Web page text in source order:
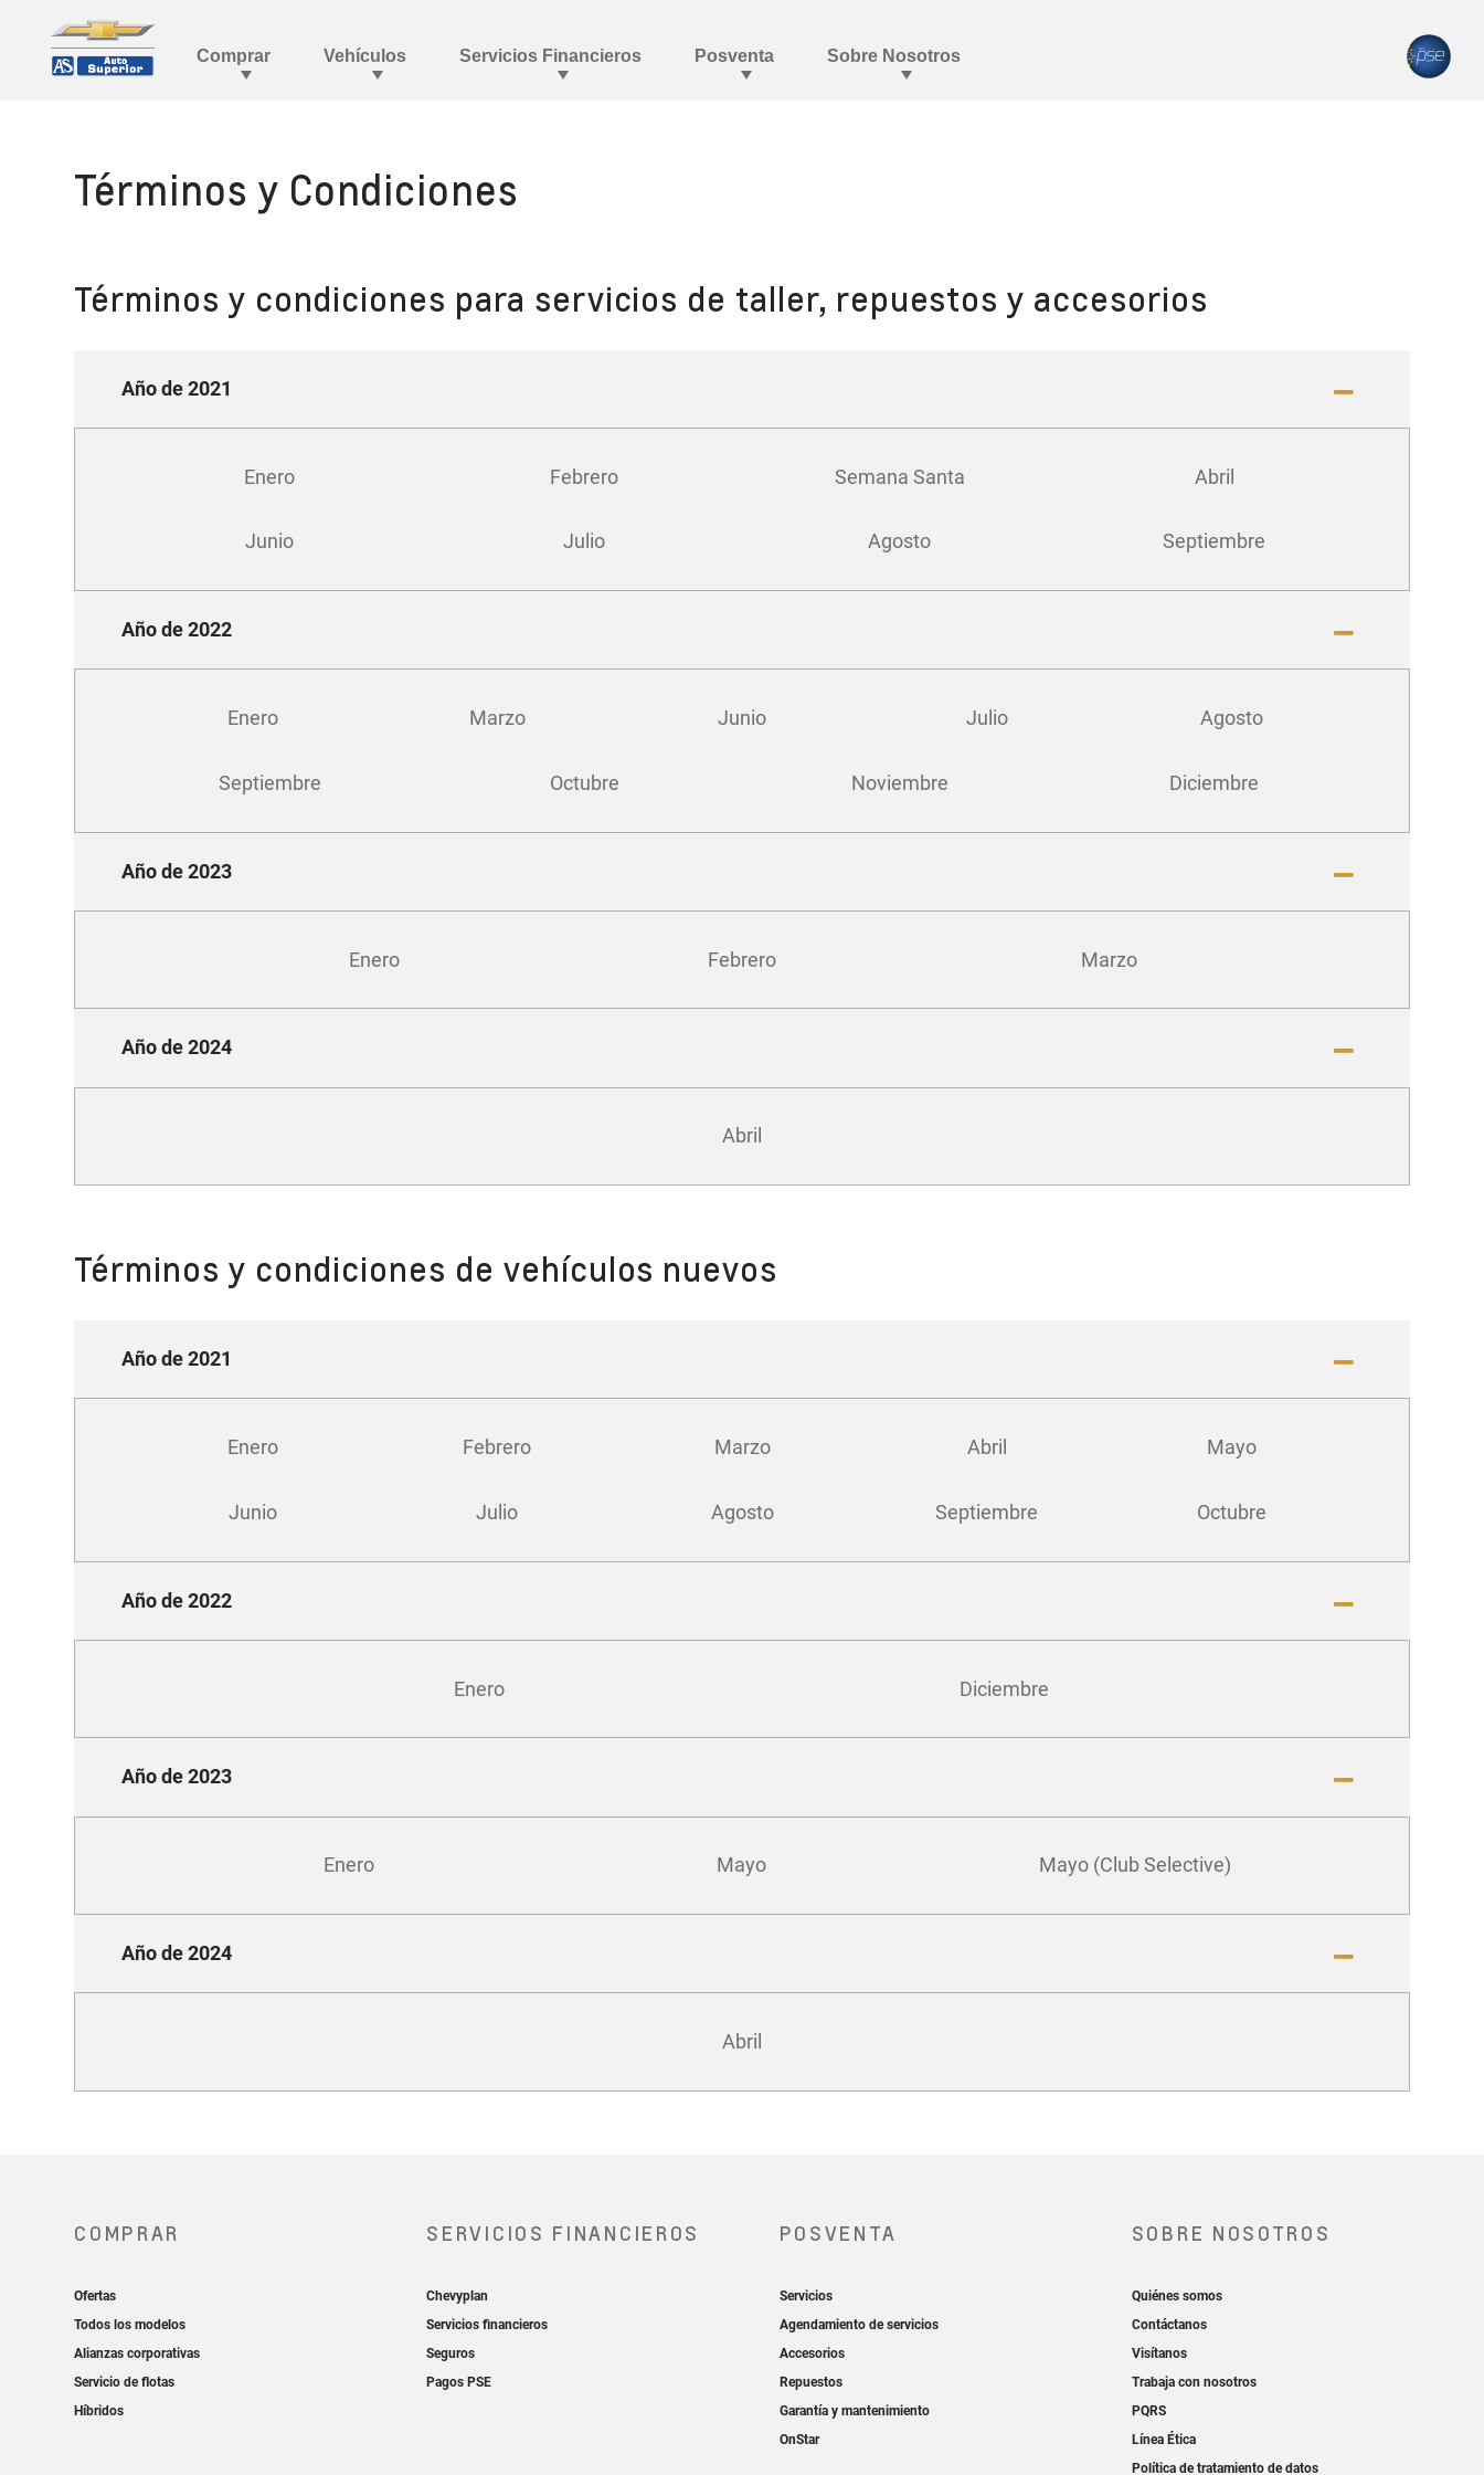
Términos y Condiciones
Términos y condiciones para servicios de taller, repuestos y accesorios
Año de 2021
Enero Febrero Semana Santa Abril
Junio Julio Agosto Septiembre
Año de 2022
Enero Marzo Junio Julio Agosto
Septiembre Octubre Noviembre Diciembre
Año de 2023
Enero Febrero Marzo
Año de 2024
Abril
Términos y condiciones de vehículos nuevos
Año de 2021
Enero Febrero Marzo Abril Mayo
Junio Julio Agosto Septiembre Octubre
Año de 2022
Enero Diciembre
Año de 2023
Enero Mayo Mayo (Club Selective)
Año de 2024
Abril